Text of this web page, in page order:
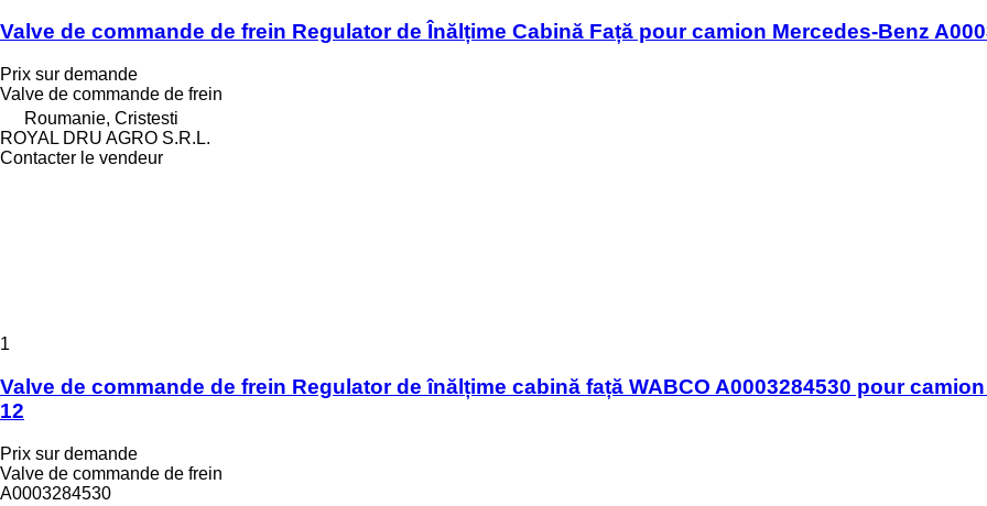
Valve de commande de frein Regulator de Înălțime Cabină Față pour camion Mercedes-Benz
Prix sur demande
Valve de commande de frein
Roumanie, Cristesti
ROYAL DRU AGRO S.R.L.
Contacter le vendeur
1
Valve de commande de frein Regulator de înălțime cabină față WABCO A0003284530 pour
12
Prix sur demande
Valve de commande de frein
A0003284530